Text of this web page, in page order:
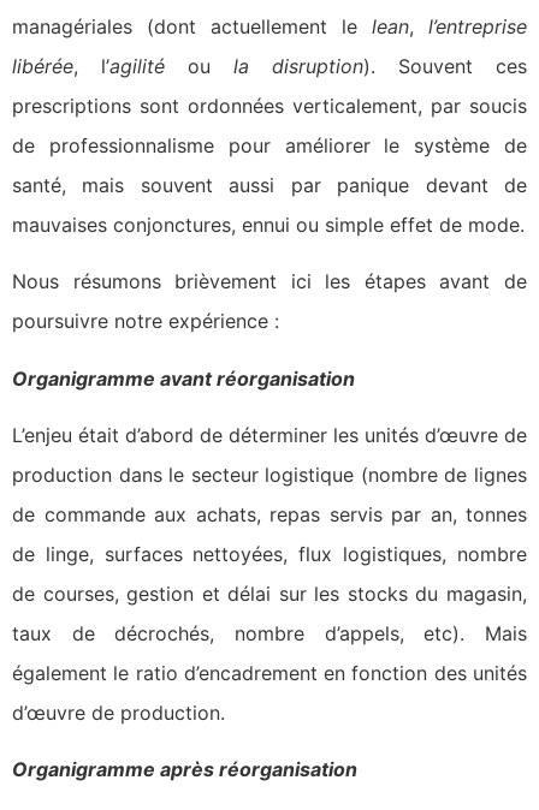
managériales (dont actuellement le lean, l’entreprise
libérée, l’agilité ou la disruption). Souvent ces
prescriptions sont ordonnées verticalement, par soucis
de professionnalisme pour améliorer le système de
santé, mais souvent aussi par panique devant de
mauvaises conjonctures, ennui ou simple effet de mode.
Nous résumons brièvement ici les étapes avant de
poursuivre notre expérience :
Organigramme avant réorganisation
L’enjeu était d’abord de déterminer les unités d’œuvre de
production dans le secteur logistique (nombre de lignes
de commande aux achats, repas servis par an, tonnes
de linge, surfaces nettoyées, flux logistiques, nombre
de courses, gestion et délai sur les stocks du magasin,
taux de décrochés, nombre d’appels, etc). Mais
également le ratio d’encadrement en fonction des unités
d’œuvre de production.
Organigramme après réorganisation